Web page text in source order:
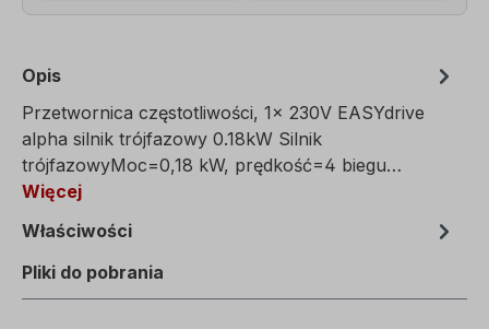
Opis
Przetwornica częstotliwości, 1x 230V EASYdrive
alpha silnik trójfazowy 0.18kW Silnik
trójfazowyMoc=0,18 kW, prędkość=4 biegu…
Więcej
Właściwości
Pliki do pobrania